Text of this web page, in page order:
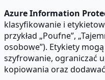
Azure Information
klasyfikowanie i
przykład „Poufne”,
osobowe”). Etykiety
szyfrowanie, ograniczać
kopiowania oraz